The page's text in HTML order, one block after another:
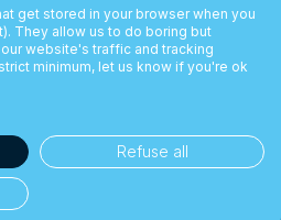
get stored in your browser when you
They allow us to do boring but
website's traffic and tracking
minimum, let us know if you're ok
Refuse all